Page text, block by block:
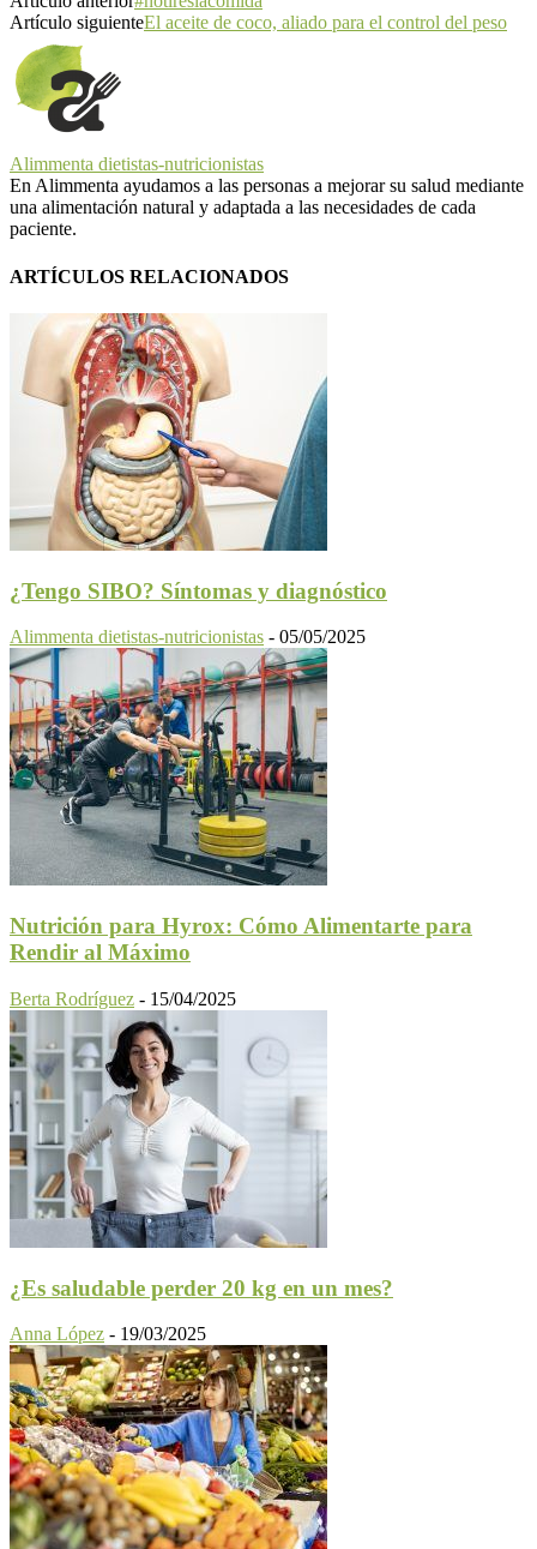
Artículo siguienteEl aceite de coco, aliado para el control del peso
Alimmenta dietistas-nutricionistas
En Alimmenta ayudamos a las personas a mejorar su salud mediante
una alimentación natural y adaptada a las necesidades de cada
paciente.
ARTÍCULOS RELACIONADOS
¿Tengo SIBO? Síntomas y diagnóstico
Alimmenta dietistas-nutricionistas - 05/05/2025
Nutrición para Hyrox: Cómo Alimentarte para
Rendir al Máximo
Berta Rodríguez - 15/04/2025
¿Es saludable perder 20 kg en un mes?
Anna López - 19/03/2025